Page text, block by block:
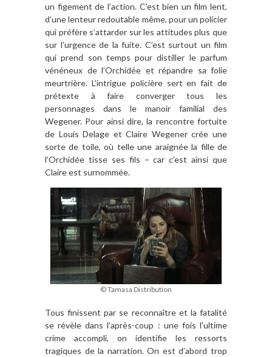
un figement de l’action. C’est bien un film lent,
d’une lenteur redoutable même, pour un policier
qui préfère s’attarder sur les attitudes plus que
sur l’urgence de la fuite. C’est surtout un film
qui prend son temps pour distiller le parfum
vénéneux de l’Orchidée et répandre sa folie
meurtrière. L’intrigue policière sert en fait de
prétexte à faire converger tous les
personnages dans le manoir familial des
Wegener. Pour ainsi dire, la rencontre fortuite
de Louis Delage et Claire Wegener crée une
sorte de toile, où telle une araignée la fille de
l’Orchidée tisse ses fils – car c’est ainsi que
Claire est surnommée.
© Tamasa Distribution
Tous finissent par se reconnaître et la fatalité
se révèle dans l’après-coup : une fois l’ultime
crime accompli, on identifie les ressorts
tragiques de la narration. On est d’abord trop